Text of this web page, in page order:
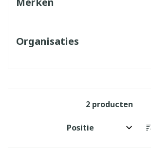
Organisaties
2producten
Sorteer op: